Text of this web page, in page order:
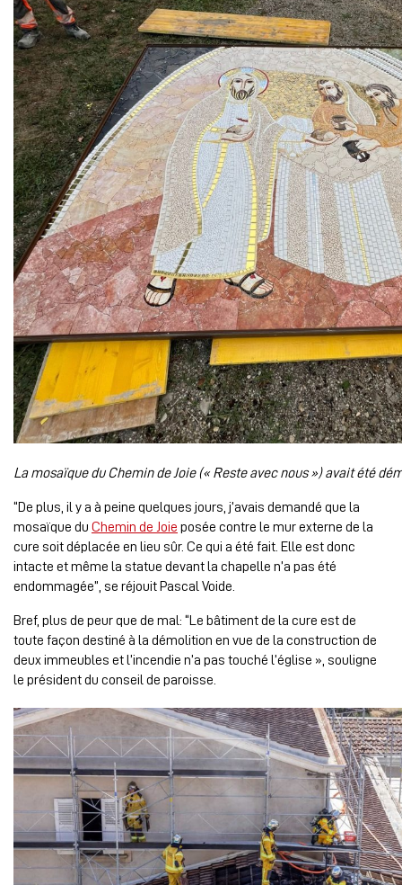
La mosaïque du Chemin de Joie (« Reste avec nous ») avait été
“De plus, il y a à peine quelques jours, j’avais demandé que la
mosaïque du Chemin de Joie posée contre le mur externe de la
cure soit déplacée en lieu sûr. Ce qui a été fait. Elle est donc
intacte et même la statue devant la chapelle n’a pas été
endommagée”, se réjouit Pascal Voide.
Bref, plus de peur que de mal: “Le bâtiment de la cure est de
toute façon destiné à la démolition en vue de la construction de
deux immeubles et l’incendie n’a pas touché l’église », souligne
le président du conseil de paroisse.